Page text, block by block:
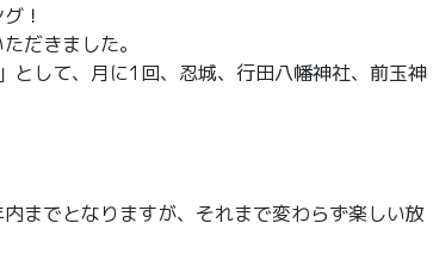
！
だきました。
として、月に1回、忍城、行田八幡神社、前玉神
までとなりますが、それまで変わらず楽しい放